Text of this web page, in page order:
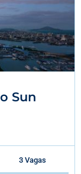
Sun
3 Vagas